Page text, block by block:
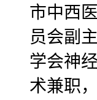
市中西
员会副
学会神
术兼职